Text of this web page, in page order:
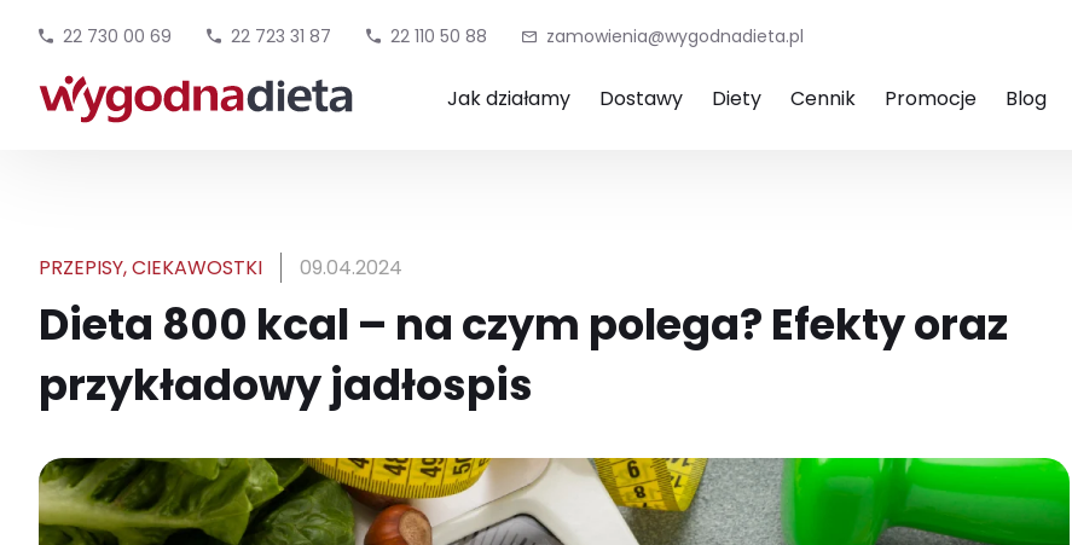
22 730 00 69 22 723 31 87 22 110 50 88 zamowienia@wygodnadieta.pl
Jak działamy Dostawy Diety Cennik Promocje Blog
PRZEPISY,CIEKAWOSTKI 09.04.2024
Dieta 800 kcal – na czym polega? Efekty oraz
przykładowy jadłospis